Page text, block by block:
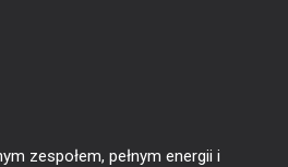
zespołem, pełnym energii i